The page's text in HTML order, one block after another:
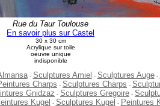
Rue du Taur Toulouse
En savoir plus sur Castel
30 x 30 cm
Acrylique sur toile
oeuvre unique
indisponible
- Sculptures Amiel - Sculptures Auge-
Charps - Sculptures Charps -
Gnidzaz - Sculptures Gregoire -
Kugel - Sculptures Kugel - Peintures